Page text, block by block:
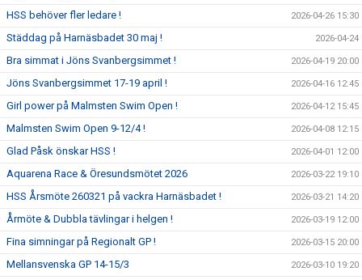
HSS behöver fler ledare ! 2026-04-26 15:30
Städdag på Harnäsbadet 30 maj ! 2026-04-24
Bra simmat i Jöns Svanbergsimmet ! 2026-04-19 20:00
Jöns Svanbergsimmet 17-19 april ! 2026-04-16 12:45
Girl power på Malmsten Swim Open ! 2026-04-12 15:45
Malmsten Swim Open 9-12/4 ! 2026-04-08 12:15
Glad Påsk önskar HSS ! 2026-04-01 12:00
Aquarena Race & Öresundsmötet 2026 2026-03-22 19:10
HSS Årsmöte 260321 på vackra Harnäsbadet ! 2026-03-21 14:20
Årmöte & Dubbla tävlingar i helgen ! 2026-03-19 12:00
Fina simningar på Regionalt GP ! 2026-03-15 20:00
Mellansvenska GP 14-15/3 2026-03-10 19:20